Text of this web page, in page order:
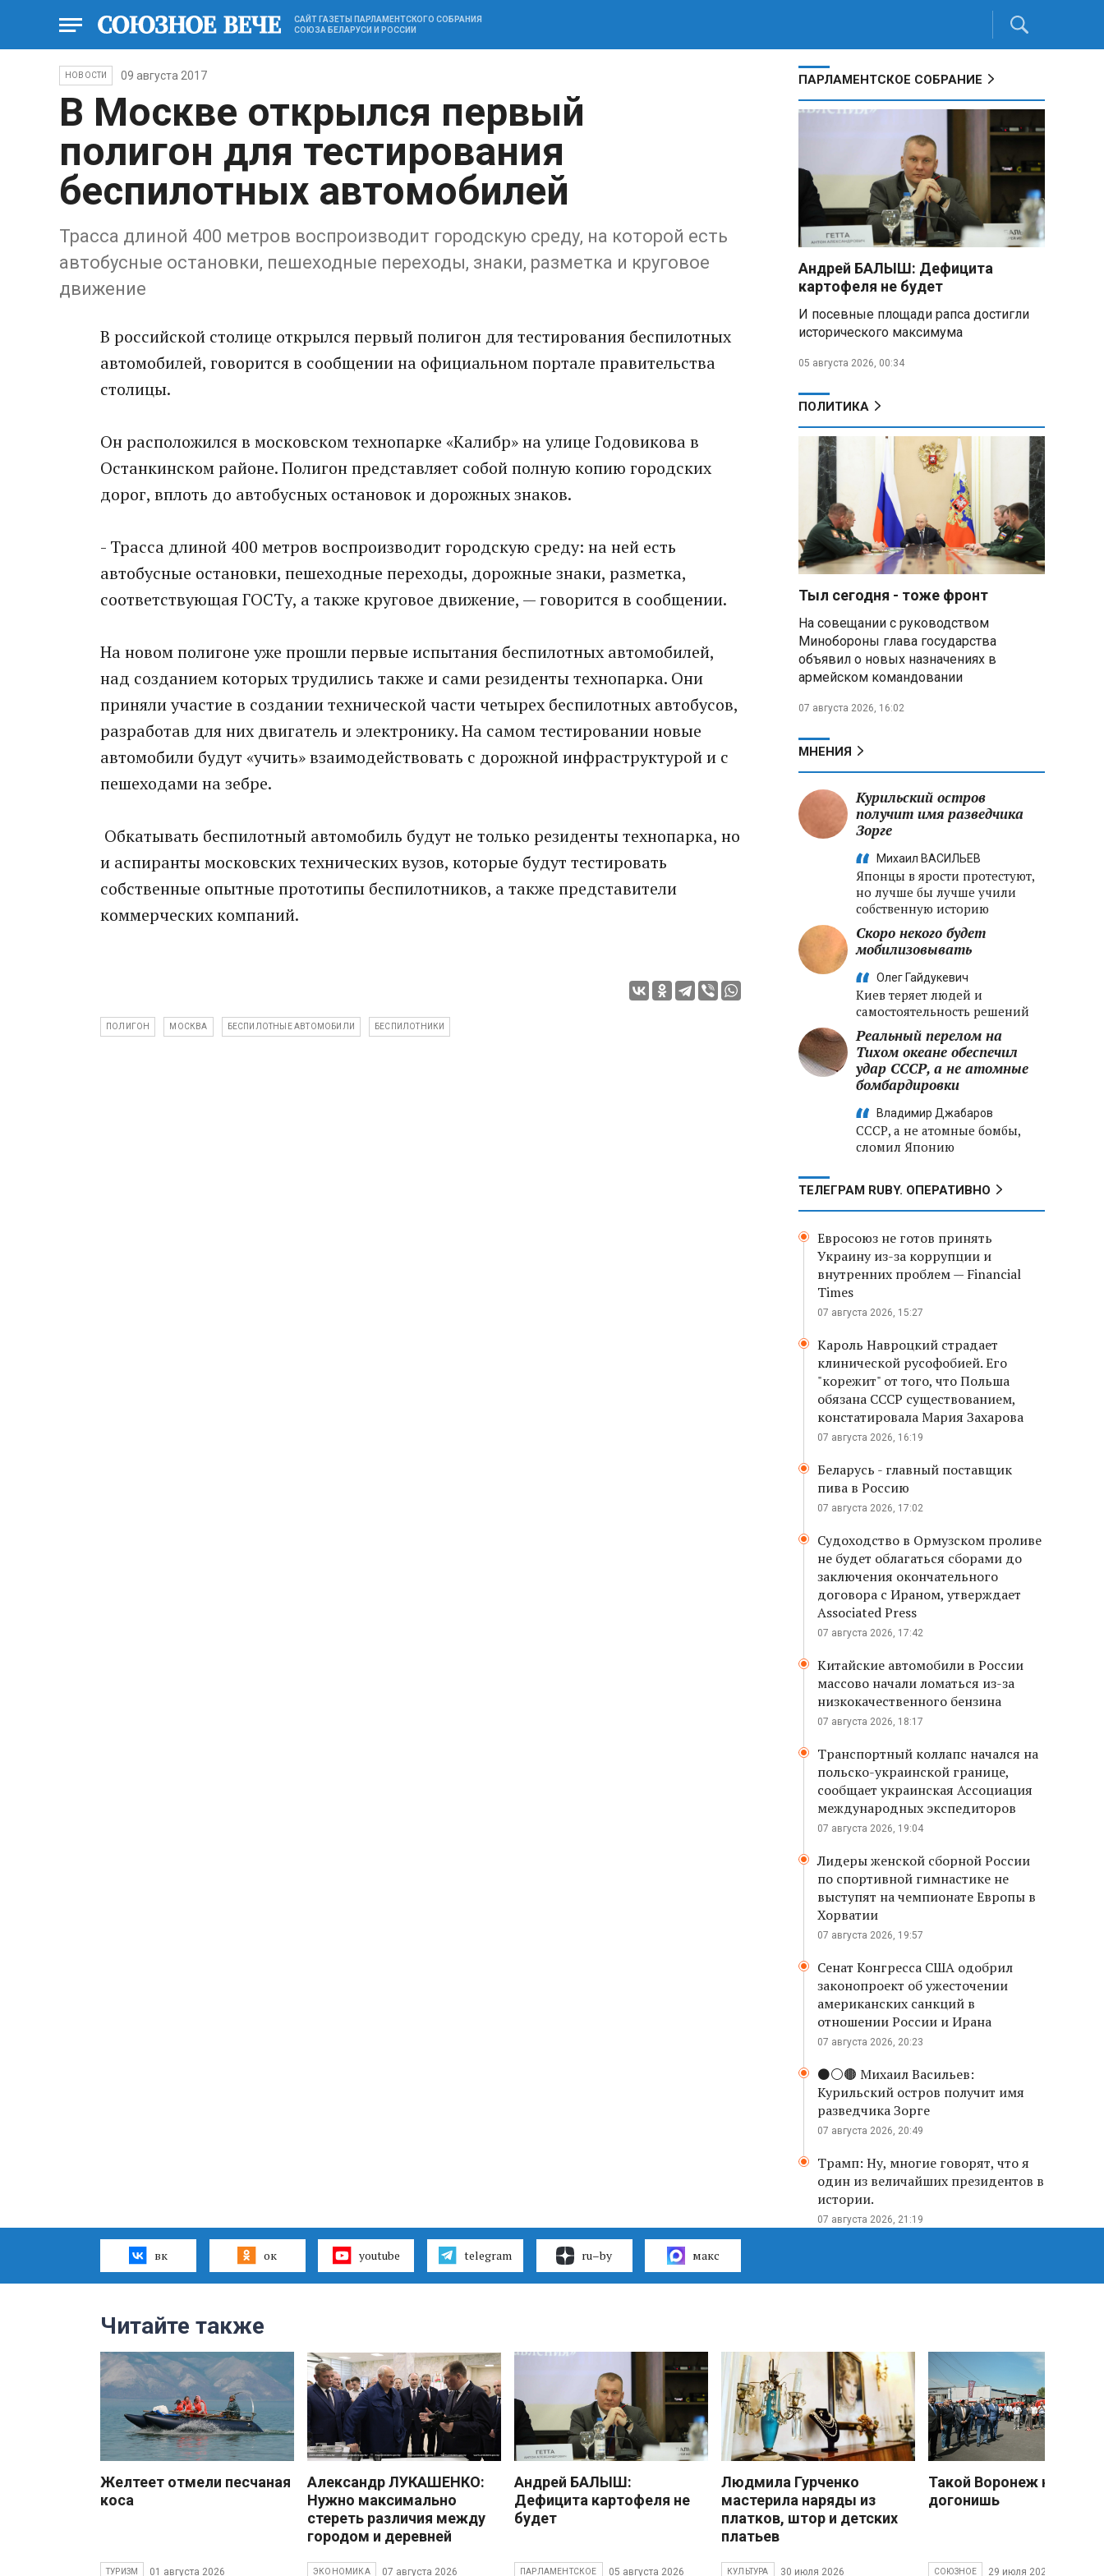
САЙТ ГАЗЕТЫ ПАРЛАМЕНТСКОГО СОБРАНИЯ
СОЮЗА БЕЛАРУСИ И РОССИИ
НОВОСТИ 09 августа 2017
В Москве открылся первый
полигон для тестирования
беспилотных автомобилей
Трасса длиной 400 метров воспроизводит городскую среду, на которой есть
автобусные остановки, пешеходные переходы, знаки, разметка и круговое
движение
В российской столице открылся первый полигон для тестирования беспилотных
автомобилей, говорится в сообщении на официальном портале правительства
столицы.
Он расположился в московском технопарке «Калибр» на улице Годовикова в
Останкинском районе. Полигон представляет собой полную копию городских
дорог, вплоть до автобусных остановок и дорожных знаков.
- Трасса длиной 400 метров воспроизводит городскую среду: на ней есть
автобусные остановки, пешеходные переходы, дорожные знаки, разметка,
соответствующая ГОСТу, а также круговое движение, — говорится в сообщении.
На новом полигоне уже прошли первые испытания беспилотных автомобилей,
над созданием которых трудились также и сами резиденты технопарка. Они
приняли участие в создании технической части четырех беспилотных автобусов,
разработав для них двигатель и электронику. На самом тестировании новые
автомобили будут «учить» взаимодействовать с дорожной инфраструктурой и с
пешеходами на зебре.
Обкатывать беспилотный автомобиль будут не только резиденты технопарка, но
и аспиранты московских технических вузов, которые будут тестировать
собственные опытные прототипы беспилотников, а также представители
коммерческих компаний.
ПОЛИГОН МОСКВА БЕСПИЛОТНЫЕ АВТОМОБИЛИ БЕСПИЛОТНИКИ
ПАРЛАМЕНТСКОЕ СОБРАНИЕ
Андрей БАЛЫШ: Дефицита
картофеля не будет
И посевные площади рапса достигли
исторического максимума
05 августа 2026, 00:34
ПОЛИТИКА
Тыл сегодня - тоже фронт
На совещании с руководством
Минобороны глава государства
объявил о новых назначениях в
армейском командовании
07 августа 2026, 16:02
МНЕНИЯ
Курильский остров
получит имя разведчика
Зорге
Михаил ВАСИЛЬЕВ
Японцы в ярости протестуют,
но лучше бы лучше учили
собственную историю
Скоро некого будет
мобилизовывать
Олег Гайдукевич
Киев теряет людей и
самостоятельность решений
Реальный перелом на
Тихом океане обеспечил
удар СССР, а не атомные
бомбардировки
Владимир Джабаров
СССР, а не атомные бомбы,
сломил Японию
ТЕЛЕГРАМ RUBY. ОПЕРАТИВНО
Евросоюз не готов принять
Украину из-за коррупции и
внутренних проблем — Financial
Times
07 августа 2026, 15:27
Кароль Навроцкий страдает
клинической русофобией. Его
"корежит" от того, что Польша
обязана СССР существованием,
констатировала Мария Захарова
07 августа 2026, 16:19
Беларусь - главный поставщик
пива в Россию
07 августа 2026, 17:02
Судоходство в Ормузском проливе
не будет облагаться сборами до
заключения окончательного
договора с Ираном, утверждает
Associated Press
07 августа 2026, 17:42
Китайские автомобили в России
массово начали ломаться из-за
низкокачественного бензина
07 августа 2026, 18:17
Транспортный коллапс начался на
польско-украинской границе,
сообщает украинская Ассоциация
международных экспедиторов
07 августа 2026, 19:04
Лидеры женской сборной России
по спортивной гимнастике не
выступят на чемпионате Европы в
Хорватии
07 августа 2026, 19:57
Сенат Конгресса США одобрил
законопроект об ужесточении
американских санкций в
отношении России и Ирана
07 августа 2026, 20:23
⚫️⚪️🟤 Михаил Васильев:
Курильский остров получит имя
разведчика Зорге
07 августа 2026, 20:49
Трамп: Ну, многие говорят, что я
один из величайших президентов в
истории.
07 августа 2026, 21:19
вк ок youtube telegram ru–by макс
Читайте также
Желтеет отмели песчаная
коса
ТУРИЗМ 01 августа 2026
Александр ЛУКАШЕНКО:
Нужно максимально
стереть различия между
городом и деревней
ЭКОНОМИКА 07 августа 2026
Андрей БАЛЫШ:
Дефицита картофеля не
будет
ПАРЛАМЕНТСКОЕ 05 августа 2026
Людмила Гурченко
мастерила наряды из
платков, штор и детских
платьев
КУЛЬТУРА 30 июля 2026
Такой Воронеж не
догонишь
СОЮЗНОЕ 29 июля 2026